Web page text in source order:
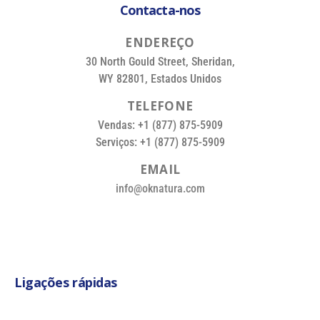
Contacta-nos
ENDEREÇO
30 North Gould Street, Sheridan,
WY 82801, Estados Unidos
TELEFONE
Vendas: +1 (877) 875-5909
Serviços: +1 (877) 875-5909
EMAIL
info@oknatura.com
Ligações rápidas